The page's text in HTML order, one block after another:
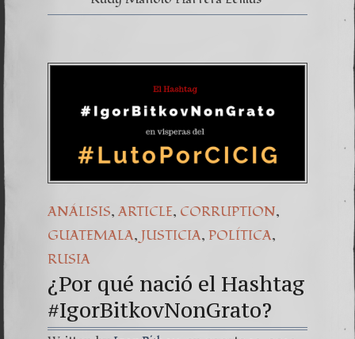
ANÁLISIS, ARTICLE, CORRUPTION,
GUATEMALA, JUSTICIA, POLÍTICA,
RUSIA
¿Por qué nació el Hashtag
#IgorBitkovNonGrato?